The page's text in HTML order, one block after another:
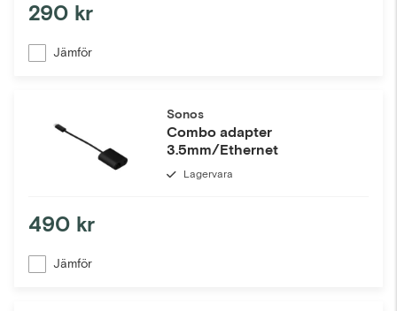
290 kr
Jämför
Sonos
Combo adapter
3.5mm/Ethernet
Lagervara
490 kr
Jämför